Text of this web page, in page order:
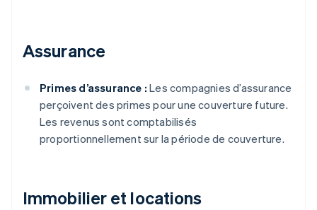
Assurance
Primes d’assurance : Les compagnies d’assurance
perçoivent des primes pour une couverture future.
Les revenus sont comptabilisés
proportionnellement sur la période de couverture.
Immobilier et locations